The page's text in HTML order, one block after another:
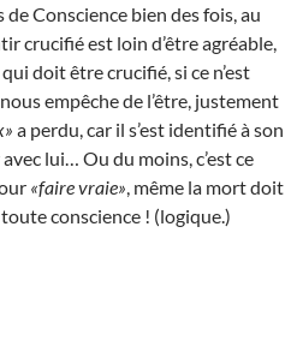
Conscience bien des fois, au
crucifié est loin d’être agréable,
qui doit être crucifié, si ce n’est
empêche de l’être, justement
a perdu, car il s’est identifié à son
lui… Ou du moins, c’est ce
«faire vraie» , même la mort doit
conscience ! (logique.)